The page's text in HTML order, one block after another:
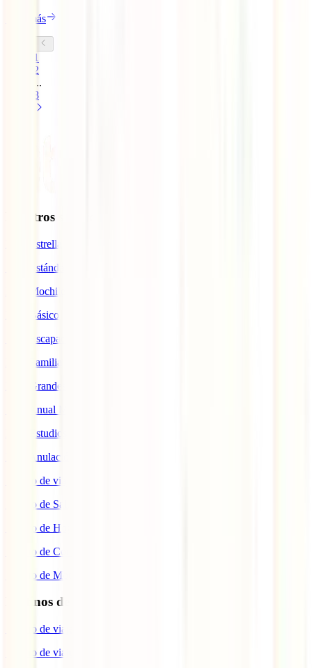
Leer más
1
2
...
8
Nuestros seguros
IATI Estrella
IATI Estándar
IATI Mochilero
IATI Básico
IATI Escapadas
IATI Familia
IATI Grandes Viajeros
IATI Anual Multiviaje
IATI Estudios
IATI Anulación Premium
Seguro de viaje COVID
Seguro de Salud
Seguro de Hogar
Seguro de Coche
Seguro de Moto
Destinos de interés
Seguro de viaje a EEUU
Seguro de viaje a Indonesia